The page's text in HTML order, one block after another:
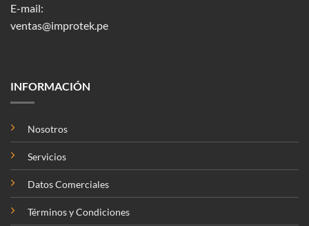
E-mail:
ventas@improtek.pe
INFORMACIÓN
Nosotros
Servicios
Datos Comerciales
Términos y Condiciones